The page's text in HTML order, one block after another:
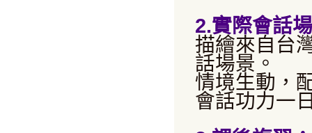
2.實際會話
描繪來自台
話場景。
情境生動，
會話功力一